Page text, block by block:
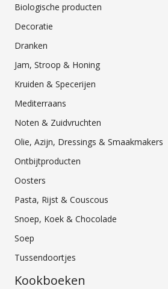
Biologische producten
Decoratie
Dranken
Jam, Stroop & Honing
Kruiden & Specerijen
Mediterraans
Noten & Zuidvruchten
Olie, Azijn, Dressings & Smaakmakers
Ontbijtproducten
Oosters
Pasta, Rijst & Couscous
Snoep, Koek & Chocolade
Soep
Tussendoortjes
Kookboeken